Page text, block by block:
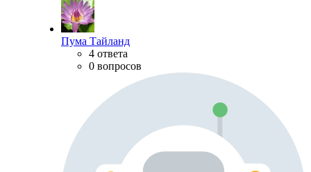
Пума Тайланд
4 ответа
0 вопросов